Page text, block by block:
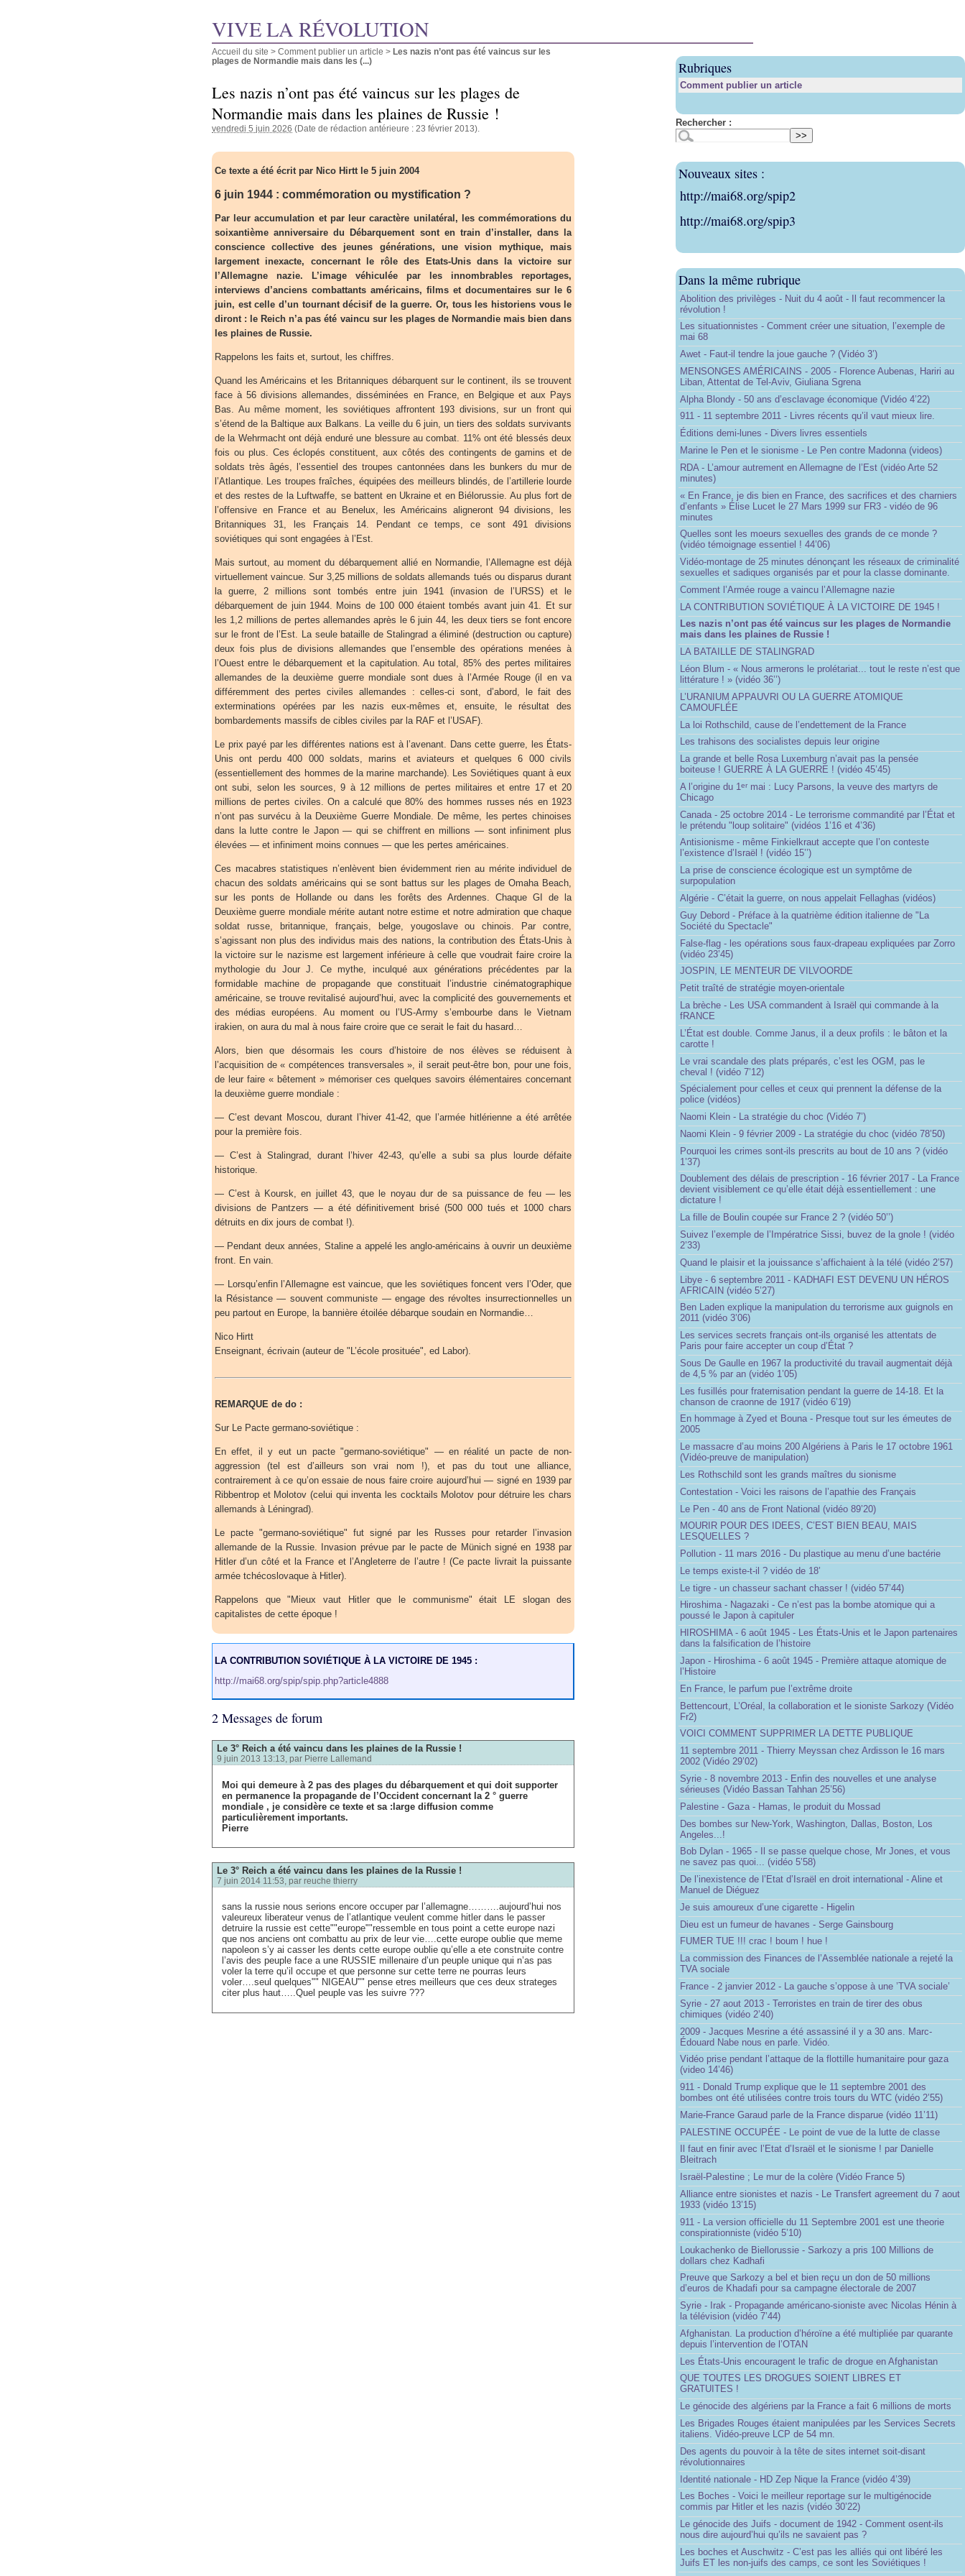
VIVE LA RÉVOLUTION
Accueil du site > Comment publier un article > Les nazis n’ont pas été vaincus sur les
plages de Normandie mais dans les (...)
Les nazis n’ont pas été vaincus sur les plages de
Normandie mais dans les plaines de Russie !
vendredi 5 juin 2026 (Date de rédaction antérieure : 23 février 2013).
Ce texte a été écrit par Nico Hirtt le 5 juin 2004
6 juin 1944 : commémoration ou mystification ?
Par leur accumulation et par leur caractère unilatéral, les commémorations du
soixantième anniversaire du Débarquement sont en train d’installer, dans la
conscience collective des jeunes générations, une vision mythique, mais
largement inexacte, concernant le rôle des Etats-Unis dans la victoire sur
l’Allemagne nazie. L’image véhiculée par les innombrables reportages,
interviews d’anciens combattants américains, films et documentaires sur le 6
juin, est celle d’un tournant décisif de la guerre. Or, tous les historiens vous le
diront : le Reich n’a pas été vaincu sur les plages de Normandie mais bien dans
les plaines de Russie.
Rappelons les faits et, surtout, les chiffres.
Quand les Américains et les Britanniques débarquent sur le continent, ils se trouvent
face à 56 divisions allemandes, disséminées en France, en Belgique et aux Pays
Bas. Au même moment, les soviétiques affrontent 193 divisions, sur un front qui
s’étend de la Baltique aux Balkans. La veille du 6 juin, un tiers des soldats survivants
de la Wehrmacht ont déjà enduré une blessure au combat. 11% ont été blessés deux
fois ou plus. Ces éclopés constituent, aux côtés des contingents de gamins et de
soldats très âgés, l’essentiel des troupes cantonnées dans les bunkers du mur de
l’Atlantique. Les troupes fraîches, équipées des meilleurs blindés, de l’artillerie lourde
et des restes de la Luftwaffe, se battent en Ukraine et en Biélorussie. Au plus fort de
l’offensive en France et au Benelux, les Américains aligneront 94 divisions, les
Britanniques 31, les Français 14. Pendant ce temps, ce sont 491 divisions
soviétiques qui sont engagées à l’Est.
Mais surtout, au moment du débarquement allié en Normandie, l’Allemagne est déjà
virtuellement vaincue. Sur 3,25 millions de soldats allemands tués ou disparus durant
la guerre, 2 millions sont tombés entre juin 1941 (invasion de l’URSS) et le
débarquement de juin 1944. Moins de 100 000 étaient tombés avant juin 41. Et sur
les 1,2 millions de pertes allemandes après le 6 juin 44, les deux tiers se font encore
sur le front de l’Est. La seule bataille de Stalingrad a éliminé (destruction ou capture)
deux fois plus de divisions allemandes que l’ensemble des opérations menées à
l’Ouest entre le débarquement et la capitulation. Au total, 85% des pertes militaires
allemandes de la deuxième guerre mondiale sont dues à l’Armée Rouge (il en va
différemment des pertes civiles allemandes : celles-ci sont, d’abord, le fait des
exterminations opérées par les nazis eux-mêmes et, ensuite, le résultat des
bombardements massifs de cibles civiles par la RAF et l’USAF).
Le prix payé par les différentes nations est à l’avenant. Dans cette guerre, les États-
Unis ont perdu 400 000 soldats, marins et aviateurs et quelques 6 000 civils
(essentiellement des hommes de la marine marchande). Les Soviétiques quant à eux
ont subi, selon les sources, 9 à 12 millions de pertes militaires et entre 17 et 20
millions de pertes civiles. On a calculé que 80% des hommes russes nés en 1923
n’ont pas survécu à la Deuxième Guerre Mondiale. De même, les pertes chinoises
dans la lutte contre le Japon — qui se chiffrent en millions — sont infiniment plus
élevées — et infiniment moins connues — que les pertes américaines.
Ces macabres statistiques n’enlèvent bien évidemment rien au mérite individuel de
chacun des soldats américains qui se sont battus sur les plages de Omaha Beach,
sur les ponts de Hollande ou dans les forêts des Ardennes. Chaque GI de la
Deuxième guerre mondiale mérite autant notre estime et notre admiration que chaque
soldat russe, britannique, français, belge, yougoslave ou chinois. Par contre,
s’agissant non plus des individus mais des nations, la contribution des États-Unis à
la victoire sur le nazisme est largement inférieure à celle que voudrait faire croire la
mythologie du Jour J. Ce mythe, inculqué aux générations précédentes par la
formidable machine de propagande que constituait l’industrie cinématographique
américaine, se trouve revitalisé aujourd’hui, avec la complicité des gouvernements et
des médias européens. Au moment ou l’US-Army s’embourbe dans le Vietnam
irakien, on aura du mal à nous faire croire que ce serait le fait du hasard…
Alors, bien que désormais les cours d’histoire de nos élèves se réduisent à
l’acquisition de « compétences transversales », il serait peut-être bon, pour une fois,
de leur faire « bêtement » mémoriser ces quelques savoirs élémentaires concernant
la deuxième guerre mondiale :
— C’est devant Moscou, durant l’hiver 41-42, que l’armée hitlérienne a été arrêtée
pour la première fois.
— C’est à Stalingrad, durant l’hiver 42-43, qu’elle a subi sa plus lourde défaite
historique.
— C’est à Koursk, en juillet 43, que le noyau dur de sa puissance de feu — les
divisions de Pantzers — a été définitivement brisé (500 000 tués et 1000 chars
détruits en dix jours de combat !).
— Pendant deux années, Staline a appelé les anglo-américains à ouvrir un deuxième
front. En vain.
— Lorsqu’enfin l’Allemagne est vaincue, que les soviétiques foncent vers l’Oder, que
la Résistance — souvent communiste — engage des révoltes insurrectionnelles un
peu partout en Europe, la bannière étoilée débarque soudain en Normandie…
Nico Hirtt
Enseignant, écrivain (auteur de "L’école prosituée", ed Labor).
REMARQUE de do :
Sur Le Pacte germano-soviétique :
En effet, il y eut un pacte "germano-soviétique" — en réalité un pacte de non-
aggression (tel est d’ailleurs son vrai nom !), et pas du tout une alliance,
contrairement à ce qu’on essaie de nous faire croire aujourd’hui — signé en 1939 par
Ribbentrop et Molotov (celui qui inventa les cocktails Molotov pour détruire les chars
allemands à Léningrad).
Le pacte "germano-soviétique" fut signé par les Russes pour retarder l’invasion
allemande de la Russie. Invasion prévue par le pacte de Münich signé en 1938 par
Hitler d’un côté et la France et l’Angleterre de l’autre ! (Ce pacte livrait la puissante
armée tchécoslovaque à Hitler).
Rappelons que "Mieux vaut Hitler que le communisme" était LE slogan des
capitalistes de cette époque !
LA CONTRIBUTION SOVIÉTIQUE À LA VICTOIRE DE 1945 :
http://mai68.org/spip/spip.php?article4888
2 Messages de forum
Le 3° Reich a été vaincu dans les plaines de la Russie !
9 juin 2013 13:13, par Pierre Lallemand
Moi qui demeure à 2 pas des plages du débarquement et qui doit supporter
en permanence la propagande de l’Occident concernant la 2 ° guerre
mondiale , je considère ce texte et sa :large diffusion comme
particulièrement importants.
Pierre
Le 3° Reich a été vaincu dans les plaines de la Russie !
7 juin 2014 11:53, par reuche thierry
sans la russie nous serions encore occuper par l’allemagne……….aujourd’hui nos
valeureux liberateur venus de l’atlantique veulent comme hitler dans le passer
detruire la russie est cette""europe""ressemble en tous point a cette europe nazi
que nos anciens ont combattu au prix de leur vie….cette europe oublie que meme
napoleon s’y ai casser les dents cette europe oublie qu’elle a ete construite contre
l’avis des peuple face a une RUSSIE millenaire d’un peuple unique qui n’as pas
voler la terre qu’il occupe et que personne sur cette terre ne pourras leurs
voler….seul quelques"" NIGEAU"" pense etres meilleurs que ces deux strateges
citer plus haut…..Quel peuple vas les suivre ???
Rubriques
Comment publier un article
Rechercher :
Nouveaux sites :
http://mai68.org/spip2
http://mai68.org/spip3
Dans la même rubrique
Abolition des privilèges - Nuit du 4 août - Il faut recommencer la
révolution !
Les situationnistes - Comment créer une situation, l’exemple de
mai 68
Awet - Faut-il tendre la joue gauche ? (Vidéo 3’)
MENSONGES AMÉRICAINS - 2005 - Florence Aubenas, Hariri au
Liban, Attentat de Tel-Aviv, Giuliana Sgrena
Alpha Blondy - 50 ans d’esclavage économique (Vidéo 4’22)
911 - 11 septembre 2011 - Livres récents qu’il vaut mieux lire.
Éditions demi-lunes - Divers livres essentiels
Marine le Pen et le sionisme - Le Pen contre Madonna (videos)
RDA - L’amour autrement en Allemagne de l’Est (vidéo Arte 52
minutes)
« En France, je dis bien en France, des sacrifices et des charniers
d’enfants » Élise Lucet le 27 Mars 1999 sur FR3 - vidéo de 96
minutes
Quelles sont les moeurs sexuelles des grands de ce monde ?
(vidéo témoignage essentiel ! 44’06)
Vidéo-montage de 25 minutes dénonçant les réseaux de criminalité
sexuelles et sadiques organisés par et pour la classe dominante.
Comment l’Armée rouge a vaincu l’Allemagne nazie
LA CONTRIBUTION SOVIÉTIQUE À LA VICTOIRE DE 1945 !
Les nazis n’ont pas été vaincus sur les plages de Normandie
mais dans les plaines de Russie !
LA BATAILLE DE STALINGRAD
Léon Blum - « Nous armerons le prolétariat... tout le reste n’est que
littérature ! » (vidéo 36’’)
L’URANIUM APPAUVRI OU LA GUERRE ATOMIQUE
CAMOUFLÉE
La loi Rothschild, cause de l’endettement de la France
Les trahisons des socialistes depuis leur origine
La grande et belle Rosa Luxemburg n’avait pas la pensée
boiteuse ! GUERRE À LA GUERRE ! (vidéo 45’45)
A l’origine du 1er mai : Lucy Parsons, la veuve des martyrs de
Chicago
Canada - 25 octobre 2014 - Le terrorisme commandité par l’État et
le prétendu "loup solitaire" (vidéos 1’16 et 4’36)
Antisionisme - même Finkielkraut accepte que l’on conteste
l’existence d’Israël ! (vidéo 15’’)
La prise de conscience écologique est un symptôme de
surpopulation
Algérie - C’était la guerre, on nous appelait Fellaghas (vidéos)
Guy Debord - Préface à la quatrième édition italienne de "La
Société du Spectacle"
False-flag - les opérations sous faux-drapeau expliquées par Zorro
(vidéo 23’45)
JOSPIN, LE MENTEUR DE VILVOORDE
Petit traîté de stratégie moyen-orientale
La brèche - Les USA commandent à Israël qui commande à la
fRANCE
L’État est double. Comme Janus, il a deux profils : le bâton et la
carotte !
Le vrai scandale des plats préparés, c’est les OGM, pas le
cheval ! (vidéo 7’12)
Spécialement pour celles et ceux qui prennent la défense de la
police (vidéos)
Naomi Klein - La stratégie du choc (Vidéo 7’)
Naomi Klein - 9 février 2009 - La stratégie du choc (vidéo 78’50)
Pourquoi les crimes sont-ils prescrits au bout de 10 ans ? (vidéo
1’37)
Doublement des délais de prescription - 16 février 2017 - La France
devient visiblement ce qu’elle était déjà essentiellement : une
dictature !
La fille de Boulin coupée sur France 2 ? (vidéo 50’’)
Suivez l’exemple de l’Impératrice Sissi, buvez de la gnole ! (vidéo
2’33)
Quand le plaisir et la jouissance s’affichaient à la télé (vidéo 2’57)
Libye - 6 septembre 2011 - KADHAFI EST DEVENU UN HÉROS
AFRICAIN (vidéo 5’27)
Ben Laden explique la manipulation du terrorisme aux guignols en
2011 (vidéo 3’06)
Les services secrets français ont-ils organisé les attentats de
Paris pour faire accepter un coup d’État ?
Sous De Gaulle en 1967 la productivité du travail augmentait déjà
de 4,5 % par an (vidéo 1’05)
Les fusillés pour fraternisation pendant la guerre de 14-18. Et la
chanson de craonne de 1917 (vidéo 6’19)
En hommage à Zyed et Bouna - Presque tout sur les émeutes de
2005
Le massacre d’au moins 200 Algériens à Paris le 17 octobre 1961
(Vidéo-preuve de manipulation)
Les Rothschild sont les grands maîtres du sionisme
Contestation - Voici les raisons de l’apathie des Français
Le Pen - 40 ans de Front National (vidéo 89’20)
MOURIR POUR DES IDEES, C’EST BIEN BEAU, MAIS
LESQUELLES ?
Pollution - 11 mars 2016 - Du plastique au menu d’une bactérie
Le temps existe-t-il ? vidéo de 18’
Le tigre - un chasseur sachant chasser ! (vidéo 57’44)
Hiroshima - Nagazaki - Ce n’est pas la bombe atomique qui a
poussé le Japon à capituler
HIROSHIMA - 6 août 1945 - Les États-Unis et le Japon partenaires
dans la falsification de l’histoire
Japon - Hiroshima - 6 août 1945 - Première attaque atomique de
l’Histoire
En France, le parfum pue l’extrême droite
Bettencourt, L’Oréal, la collaboration et le sioniste Sarkozy (Vidéo
Fr2)
VOICI COMMENT SUPPRIMER LA DETTE PUBLIQUE
11 septembre 2011 - Thierry Meyssan chez Ardisson le 16 mars
2002 (Vidéo 29’02)
Syrie - 8 novembre 2013 - Enfin des nouvelles et une analyse
sérieuses (Vidéo Bassan Tahhan 25’56)
Palestine - Gaza - Hamas, le produit du Mossad
Des bombes sur New-York, Washington, Dallas, Boston, Los
Angeles...!
Bob Dylan - 1965 - Il se passe quelque chose, Mr Jones, et vous
ne savez pas quoi... (vidéo 5’58)
De l’inexistence de l’Etat d’Israël en droit international - Aline et
Manuel de Diéguez
Je suis amoureux d’une cigarette - Higelin
Dieu est un fumeur de havanes - Serge Gainsbourg
FUMER TUE !!! crac ! boum ! hue !
La commission des Finances de l’Assemblée nationale a rejeté la
TVA sociale
France - 2 janvier 2012 - La gauche s’oppose à une ’TVA sociale’
Syrie - 27 aout 2013 - Terroristes en train de tirer des obus
chimiques (vidéo 2’40)
2009 - Jacques Mesrine a été assassiné il y a 30 ans. Marc-
Édouard Nabe nous en parle. Vidéo.
Vidéo prise pendant l’attaque de la flottille humanitaire pour gaza
(video 14’46)
911 - Donald Trump explique que le 11 septembre 2001 des
bombes ont été utilisées contre trois tours du WTC (vidéo 2’55)
Marie-France Garaud parle de la France disparue (vidéo 11’11)
PALESTINE OCCUPÉE - Le point de vue de la lutte de classe
Il faut en finir avec l’Etat d’Israël et le sionisme ! par Danielle
Bleitrach
Israël-Palestine ; Le mur de la colère (Vidéo France 5)
Alliance entre sionistes et nazis - Le Transfert agreement du 7 aout
1933 (vidéo 13’15)
911 - La version officielle du 11 Septembre 2001 est une theorie
conspirationniste (vidéo 5’10)
Loukachenko de Biellorussie - Sarkozy a pris 100 Millions de
dollars chez Kadhafi
Preuve que Sarkozy a bel et bien reçu un don de 50 millions
d’euros de Khadafi pour sa campagne électorale de 2007
Syrie - Irak - Propagande américano-sioniste avec Nicolas Hénin à
la télévision (vidéo 7’44)
Afghanistan. La production d’héroïne a été multipliée par quarante
depuis l’intervention de l’OTAN
Les États-Unis encouragent le trafic de drogue en Afghanistan
QUE TOUTES LES DROGUES SOIENT LIBRES ET
GRATUITES !
Le génocide des algériens par la France a fait 6 millions de morts
Les Brigades Rouges étaient manipulées par les Services Secrets
italiens. Vidéo-preuve LCP de 54 mn.
Des agents du pouvoir à la tête de sites internet soit-disant
révolutionnaires
Identité nationale - HD Zep Nique la France (vidéo 4’39)
Les Boches - Voici le meilleur reportage sur le multigénocide
commis par Hitler et les nazis (vidéo 30’22)
Le génocide des Juifs - document de 1942 - Comment osent-ils
nous dire aujourd’hui qu’ils ne savaient pas ?
Les boches et Auschwitz - C’est pas les alliés qui ont libéré les
Juifs ET les non-juifs des camps, ce sont les Soviétiques !